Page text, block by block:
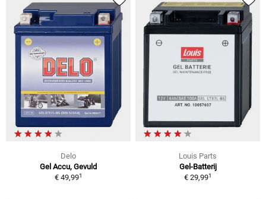
Delo
Gel Accu, Gevuld
€ 49,991
Louis Parts
Gel-Batterij
€ 29,991